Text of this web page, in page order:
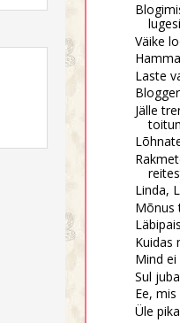
Väike
Laste
Jälle
Linda,
Mõnus
Kuidas
Mind
Sul
Ee,
Üle